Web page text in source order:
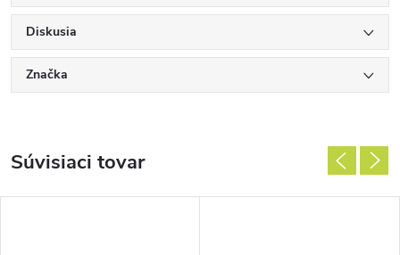
Diskusia
Značka
Súvisiaci tovar